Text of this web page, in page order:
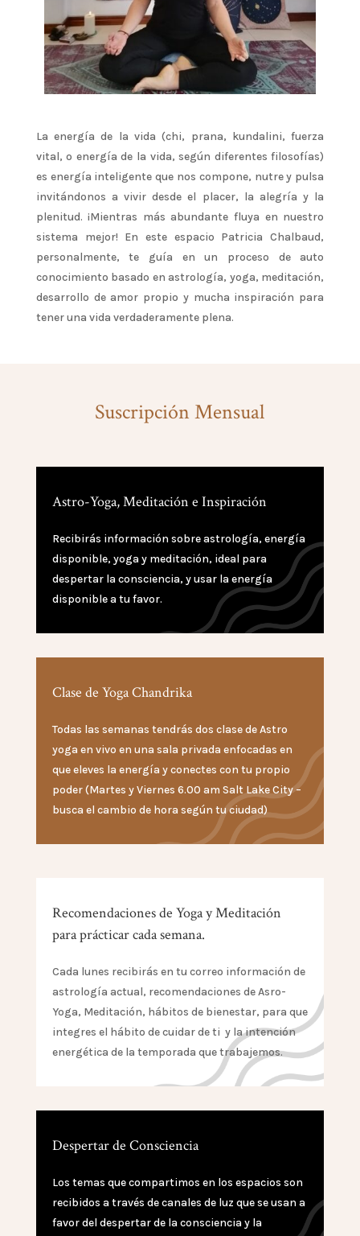
La energía de la vida (chi, prana, kundalini, fuerza
vital, o energía de la vida, según diferentes filosofías)
es energía inteligente que nos compone, nutre y pulsa
invitándonos a vivir desde el placer, la alegría y la
plenitud. ¡Mientras más abundante fluya en nuestro
sistema mejor! En este espacio Patricia Chalbaud,
personalmente, te guía en un proceso de auto
conocimiento basado en astrología, yoga, meditación,
desarrollo de amor propio y mucha inspiración para
tener una vida verdaderamente plena.
Suscripción Mensual
Astro-Yoga, Meditación e Inspiración
Recibirás información sobre astrología, energía
disponible, yoga y meditación, ideal para
despertar la consciencia, y usar la energía
disponible a tu favor.
Clase de Yoga Chandrika
Todas las semanas tendrás dos clase de Astro
yoga en vivo en una sala privada enfocadas en
que eleves la energía y conectes con tu propio
poder (Martes y Viernes 6.00 am Salt Lake City –
busca el cambio de hora según tu ciudad)
Recomendaciones de Yoga y Meditación
para prácticar cada semana.
Cada lunes recibirás en tu correo información de
astrología actual, recomendaciones de Asro-
Yoga, Meditación, hábitos de bienestar, para que
integres el hábito de cuidar de ti y la intención
energética de la temporada que trabajemos.
Despertar de Consciencia
Los temas que compartimos en los espacios son
recibidos a través de canales de luz que se usan a
favor del despertar de la consciencia y la